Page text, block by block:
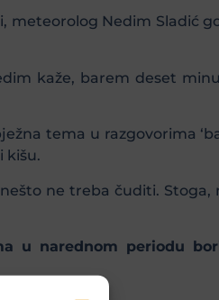
Nedim Sladić
kaže, barem deset
tema u razgovorima
kišu.
ne treba čuditi.
u narednom periodu